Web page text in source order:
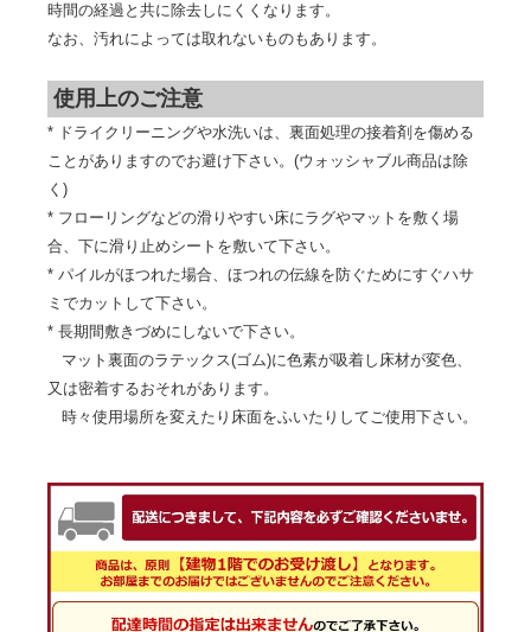
時間の経過と共に除去しにくくなります。
なお、汚れによっては取れないものもあります。
使用上のご注意
* ドライクリーニングや水洗いは、裏面処理の接着剤を傷める
ことがありますのでお避け下さい。(ウォッシャブル商品は除
く)
* フローリングなどの滑りやすい床にラグやマットを敷く場
合、下に滑り止めシートを敷いて下さい。
* パイルがほつれた場合、ほつれの伝線を防ぐためにすぐハサ
ミでカットして下さい。
* 長期間敷きづめにしないで下さい。
マット裏面のラテックス(ゴム)に色素が吸着し床材が変色、
又は密着するおそれがあります。
時々使用場所を変えたり床面をふいたりしてご使用下さい。